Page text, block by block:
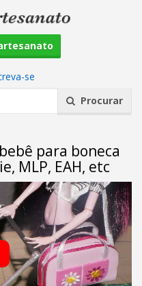
se
Procurar
para boneca
MLP, EAH, etc